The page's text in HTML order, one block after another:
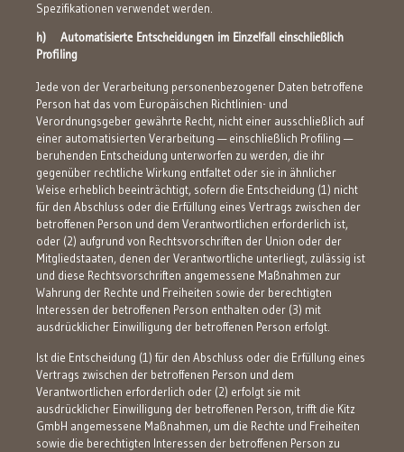
Spezifikationen verwendet werden.
h) Automatisierte Entscheidungen im Einzelfall einschließlich
Profiling
Jede von der Verarbeitung personenbezogener Daten betroffene
Person hat das vom Europäischen Richtlinien- und
Verordnungsgeber gewährte Recht, nicht einer ausschließlich auf
einer automatisierten Verarbeitung — einschließlich Profiling —
beruhenden Entscheidung unterworfen zu werden, die ihr
gegenüber rechtliche Wirkung entfaltet oder sie in ähnlicher
Weise erheblich beeinträchtigt, sofern die Entscheidung (1) nicht
für den Abschluss oder die Erfüllung eines Vertrags zwischen der
betroffenen Person und dem Verantwortlichen erforderlich ist,
oder (2) aufgrund von Rechtsvorschriften der Union oder der
Mitgliedstaaten, denen der Verantwortliche unterliegt, zulässig ist
und diese Rechtsvorschriften angemessene Maßnahmen zur
Wahrung der Rechte und Freiheiten sowie der berechtigten
Interessen der betroffenen Person enthalten oder (3) mit
ausdrücklicher Einwilligung der betroffenen Person erfolgt.
Ist die Entscheidung (1) für den Abschluss oder die Erfüllung eines
Vertrags zwischen der betroffenen Person und dem
Verantwortlichen erforderlich oder (2) erfolgt sie mit
ausdrücklicher Einwilligung der betroffenen Person, trifft die Kitz
GmbH angemessene Maßnahmen, um die Rechte und Freiheiten
sowie die berechtigten Interessen der betroffenen Person zu